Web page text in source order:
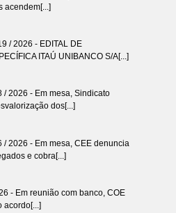
acendem[...]
/ 2026 - EDITAL DE
ITAÚ UNIBANCO S/A[...]
/ 2026 - Em mesa, Sindicato
dos[...]
/ 2026 - Em mesa, CEE denuncia
e cobra[...]
- Em reunião com banco, COE
acordo[...]